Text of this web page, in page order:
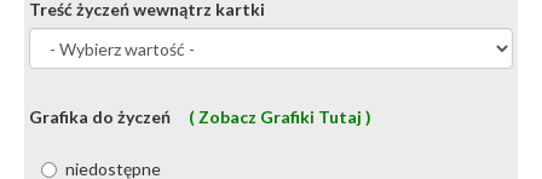
Treść życzeń wewnątrz kartki
Grafika do życzeń ( Zobacz Grafiki Tutaj )
niedostępne